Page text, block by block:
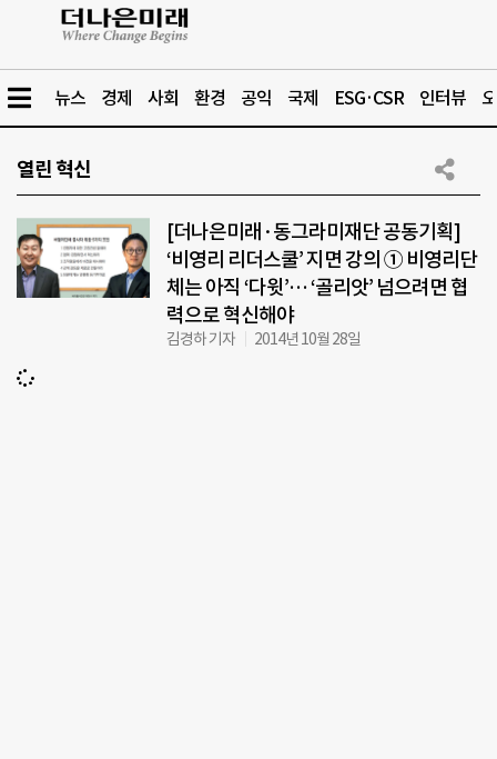
뉴스 경제 사회 환경 공익 국제 ESG·CSR 인터뷰
열린 혁신
[더나은미래·동그라미재단 공동기획]
‘비영리 리더스쿨’ 지면 강의 ① 비영리단
체는 아직 ‘다윗’… ‘골리앗’ 넘으려면 협
력으로 혁신해야
김경하 기자 2014년 10월 28일